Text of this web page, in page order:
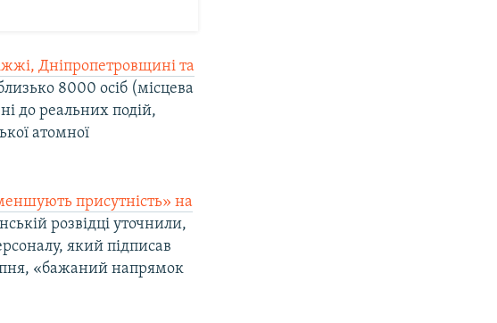
Дніпропетровщині та
8000 осіб (місцева
до реальних подій,
атомної
присутність» на
розвідці уточнили,
який підписав
«бажаний напрямок